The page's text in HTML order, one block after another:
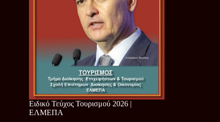
Ειδικό Τεύχος Τουρισμού 2026 |
ΕΛΜΕΠΑ